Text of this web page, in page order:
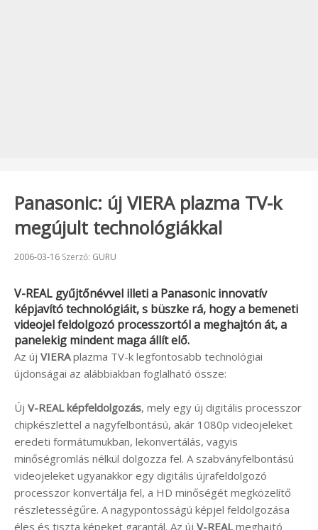
Panasonic: új VIERA plazma TV-k
megújult technológiákkal
Beküldve:
2006-03-16 Szerző: GURU
V-REAL gyűjtőnévvel illeti a Panasonicinnovatív
képjavító technológiáit, s büszke rá, hogy a bemeneti
videojel feldolgozó processzortól a meghajtón át, a
panelekig mindent maga állít elő.
Az új VIERAplazma TV-k legfontosabb technológiai
újdonságai az alábbiakban foglalható össze:
Új V-REAL képfeldolgozás, mely egy új digitális processzor
chipkészlettel a nagyfelbontású, akár 1080p videojeleket
eredeti formátumukban, lekonvertálás, vagyis
minőségromlás nélkül dolgozza fel. A szabványfelbontású
videojeleket ugyanakkor egy digitális újrafeldolgozó
processzor konvertálja fel, a HD minőségét megközelítő
részletességűre. A nagypontosságú képjel feldolgozása
éles és tiszta képeket garantál. Az új V-REALmeghajtó